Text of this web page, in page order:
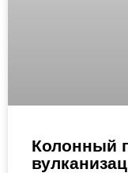
Колонный